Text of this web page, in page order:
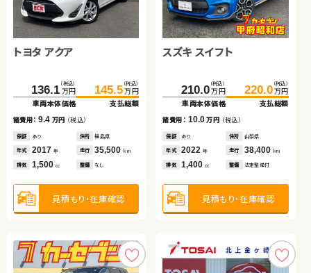
トヨタ アクア
136.1 （税込）
万円
車両本体価格
145.5 （税込）
万円
支払総額
諸費用：9.4 万円 （税込）
保証 あり 住所 福島県
年式 2017 年 走行 35,500 km
排気 1,500 cc 整備 なし
見積もり・在庫確認
スズキ スイフト
210.0 （税込）
万円
車両本体価格
220.0 （税込）
万円
支払総額
諸費用： 10.0万円 （税込）
保証 あり 住所 山梨県
年式 2022年 走行 38,400 km
排気 1,400cc 整備 法定整備付
見積もり・在庫確認
スズキ ワゴンＲ スティン
グレー
39.7万円
車両本体価格
諸費用：5.9 万円 （税込）
保証 なし 住所 岡山県
排気 660 整備 法定整備付
ホンダ Ｎ ＢＯＸ
127.0万円
車両本体価格
諸費用：5.7 万円 （税込）
保証 あり 住所 福島県
排気 660 整備 法定整備付
トヨタ ヴェルファイア ハ
イブリッド
123.6
車両本体価格
139.8 万円
諸費用：16.2万円（税込）
保証 あり 住所 北海道
年式 2011年 走行 122,200km
見積もり・在庫確認
トヨタ プリウス アルファ
68.2万円
車両本体価格
諸費用：11.6万円 （税込）
保証 あり 住所 埼玉県
排気 1,800cc 整備 法定整備付